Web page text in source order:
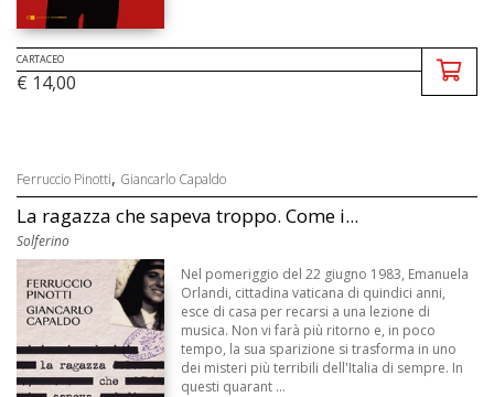
CARTACEO
€ 14,00
Ferruccio Pinotti, Giancarlo Capaldo
La ragazza che sapeva troppo. Come i...
Solferino
Nel pomeriggio del 22 giugno 1983, Emanuela
Orlandi, cittadina vaticana di quindici anni,
esce di casa per recarsi a una lezione di
musica. Non vi farà più ritorno e, in poco
tempo, la sua sparizione si trasforma in uno
dei misteri più terribili dell'Italia di sempre. In
questi quarant ...